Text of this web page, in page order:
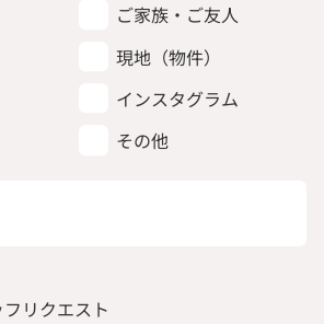
ご家族・ご友人
現地（物件）
インスタグラム
その他
リクエスト